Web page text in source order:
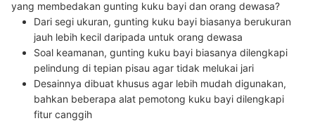
yang membedakan gunting kuku bayi dan orang dewasa?
Dari segi ukuran, gunting kuku bayi biasanya berukuran
jauh lebih kecil daripada untuk orang dewasa
Soal keamanan, gunting kuku bayi biasanya dilengkapi
pelindung di tepian pisau agar tidak melukai jari
Desainnya dibuat khusus agar lebih mudah digunakan,
bahkan beberapa alat pemotong kuku bayi dilengkapi
fitur canggih